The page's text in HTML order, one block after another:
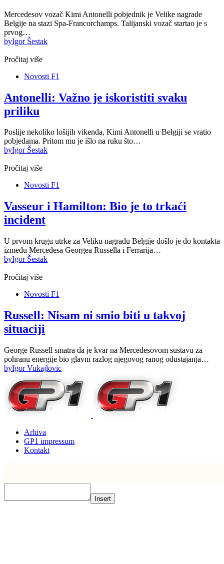
Mercedesov vozač Kimi Antonelli pobjednik je Velike nagrade
Belgije na stazi Spa-Francorchamps. Talijanski vozač startao je s
prvog…
byIgor Šestak
Pročitaj više
Novosti F1
Antonelli: Važno je iskoristiti svaku
priliku
Poslije nekoliko lošijih vikenda, Kimi Antonelli u Belgiji se vratio
pobjedama. Pritom mu je išlo na ruku što…
byIgor Šestak
Pročitaj više
Novosti F1
Vasseur i Hamilton: Bio je to trkaći
incident
U prvom krugu utrke za Veliku nagradu Belgije došlo je do kontakta
između Mercedesa Georgea Russella i Ferrarija…
byIgor Šestak
Pročitaj više
Novosti F1
Russell: Nisam ni smio biti u takvoj
situaciji
George Russell smatra da je kvar na Mercedesovom sustavu za
pohranu energije bio glavni razlog njegovog ranog odustajanja…
byIgor Vukajlovic
Arhiva
GP1 impressum
Kontakt
Insert